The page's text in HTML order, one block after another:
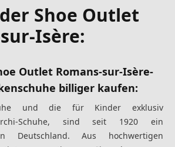
Shoe Outlet
Isère:
Outlet Romans-sur-Isère-
billiger kaufen:
und die für Kinder exklusiv
Schuhe, sind seit 1920 ein
Deutschland. Aus hochwertigen